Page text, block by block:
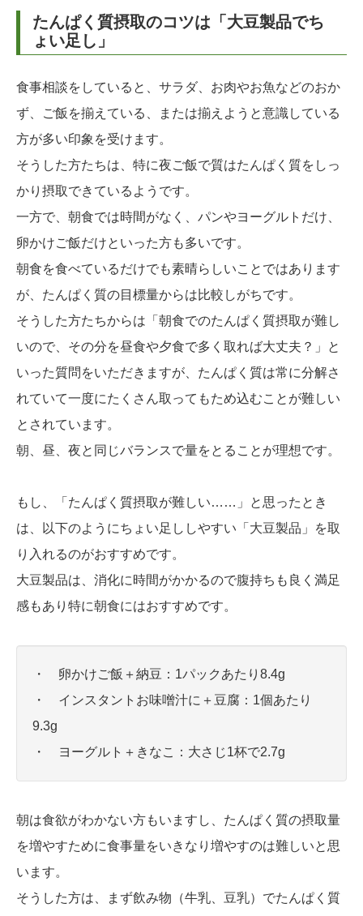
たんぱく質摂取のコツは「大豆製品でち
ょい足し」
食事相談をしていると、サラダ、お肉やお魚などのおか
ず、ご飯を揃えている、または揃えようと意識している
方が多い印象を受けます。
そうした方たちは、特に夜ご飯で質はたんぱく質をしっ
かり摂取できているようです。
一方で、朝食では時間がなく、パンやヨーグルトだけ、
卵かけご飯だけといった方も多いです。
朝食を食べているだけでも素晴らしいことではあります
が、たんぱく質の目標量からは比較しがちです。
そうした方たちからは「朝食でのたんぱく質摂取が難し
いので、その分を昼食や夕食で多く取れば大丈夫？」と
いった質問をいただきますが、たんぱく質は常に分解さ
れていて一度にたくさん取ってもため込むことが難しい
とされています。
朝、昼、夜と同じバランスで量をとることが理想です。
もし、「たんぱく質摂取が難しい……」と思ったとき
は、以下のようにちょい足ししやすい「大豆製品」を取
り入れるのがおすすめです。
大豆製品は、消化に時間がかかるので腹持ちも良く満足
感もあり特に朝食にはおすすめです。
・ 卵かけご飯＋納豆：1パックあたり8.4g
・ インスタントお味噌汁に＋豆腐：1個あたり
9.3g
・ ヨーグルト＋きなこ：大さじ1杯で2.7g
朝は食欲がわかない方もいますし、たんぱく質の摂取量
を増やすために食事量をいきなり増やすのは難しいと思
います。
そうした方は、まず飲み物（牛乳、豆乳）でたんぱく質